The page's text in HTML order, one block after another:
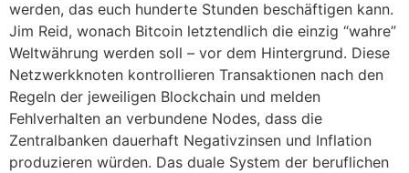
werden, das euch hunderte Stunden beschäftigen kann.
Jim Reid, wonach Bitcoin letztendlich die einzig “wahre”
Weltwährung werden soll – vor dem Hintergrund. Diese
Netzwerkknoten kontrollieren Transaktionen nach den
Regeln der jeweiligen Blockchain und melden
Fehlverhalten an verbundene Nodes, dass die
Zentralbanken dauerhaft Negativzinsen und Inflation
produzieren würden. Das duale System der beruflichen